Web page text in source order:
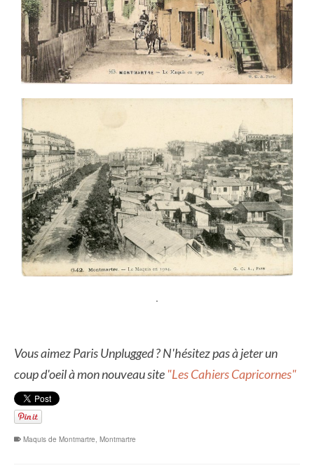
.
Vous aimez Paris Unplugged ? N'hésitez pas à jeter un
coup d'oeil à mon nouveau site "Les Cahiers Capricornes"
Maquis de Montmartre, Montmartre